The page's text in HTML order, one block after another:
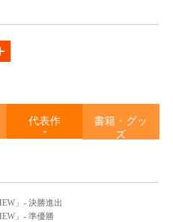
代表作
書籍・グッ
ズ
」- 決勝進出
」- 準優勝